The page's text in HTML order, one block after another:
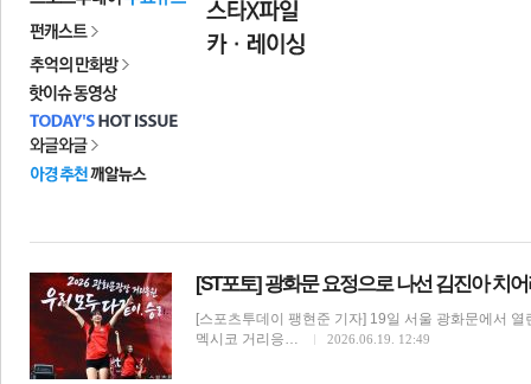
[ST포토] 광화문 요정으로 나선 김진아 치
[스포츠투데이 팽현준 기자] 19일 서울 광화문에서
멕시코 거리응…
2026.06.19. 12:49